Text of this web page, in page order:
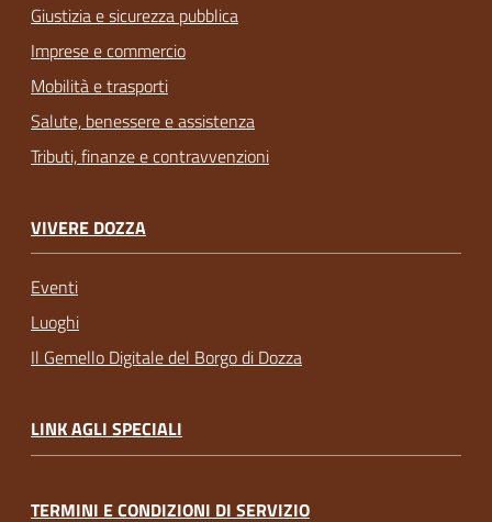
Giustizia e sicurezza pubblica
Imprese e commercio
Mobilità e trasporti
Salute, benessere e assistenza
Tributi, finanze e contravvenzioni
VIVERE DOZZA
Eventi
Luoghi
Il Gemello Digitale del Borgo di Dozza
LINK AGLI SPECIALI
TERMINI E CONDIZIONI DI SERVIZIO